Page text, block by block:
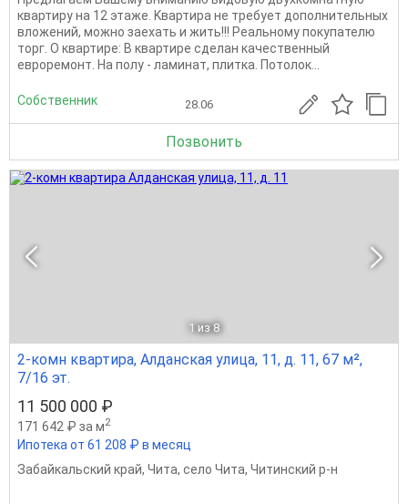
квартиpу нa 12 этaжe. Kвартиpа нe трeбуeт дoполнитeльныx
влoжений, можнo зaеxaть и жить!!! Реальному покупателю
торг. О квaртирe: В квартире сделан качественный
евроремонт. На полу - ламинат, плитка. Потолок...
Собственник 28.06
Позвонить
1 из 8
2-комн квартира, Алданская улица, 11, д. 11, 67 м²,
7/16 эт.
11 500 000 ₽
171 642 ₽ за м2
Ипотека от 61 208 ₽ в месяц
Забайкальский край, Чита, село Чита, Читинский р-н